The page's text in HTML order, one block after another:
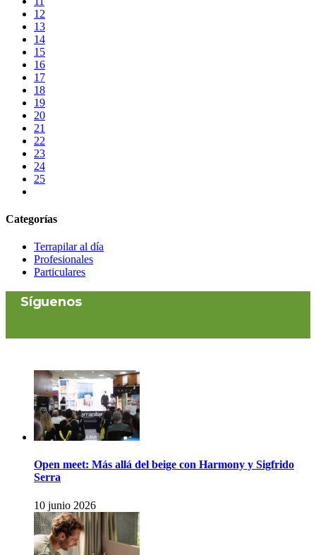
12
13
14
15
16
17
18
19
20
21
22
23
24
25
Categorías
Terrapilar al día
Profesionales
Particulares
Síguenos
Open meet: Más allá del beige con Harmony y Sigfrido
Serra
10 junio 2026